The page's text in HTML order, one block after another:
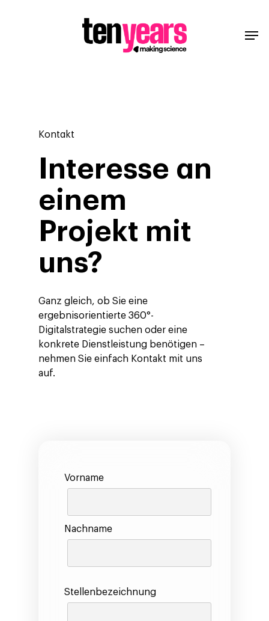
Kontakt
Interesse an
einem
Projekt mit
uns?
Ganz gleich, ob Sie eine
ergebnisorientierte 360°-
Digitalstrategie suchen oder eine
konkrete Dienstleistung benötigen –
nehmen Sie einfach Kontakt mit uns
auf.
Vorname
Nachname
Stellenbezeichnung